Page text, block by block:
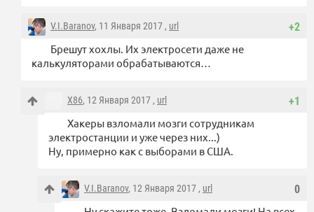
+2
V.I.Baranov, 11 Января 2017 , url
Брешут хохлы. Их электросети даже не
калькуляторами обрабатываются…
+1
X86, 12 Января 2017 , url
Хакеры взломали мозги сотрудникам
электростанции и уже через них...)
Ну, примерно как с выборами в США.
0
V.I.Baranov, 12 Января 2017 , url